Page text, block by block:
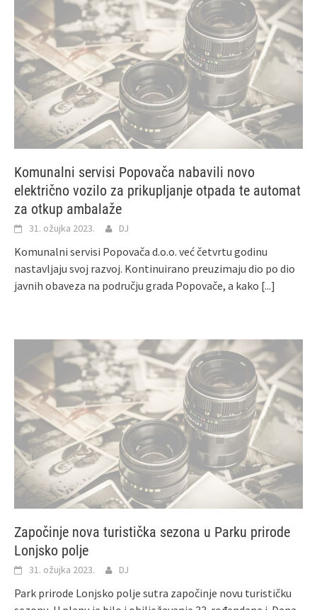
Komunalni servisi Popovača nabavili novo
električno vozilo za prikupljanje otpada te automat
za otkup ambalaže
31. ožujka 2023. DJ
Komunalni servisi Popovača d.o.o. već četvrtu godinu
nastavljaju svoj razvoj. Kontinuirano preuzimaju dio po dio
javnih obaveza na području grada Popovače, a kako [...]
Započinje nova turistička sezona u Parku prirode
Lonjsko polje
31. ožujka 2023. DJ
Park prirode Lonjsko polje sutra započinje novu turističku